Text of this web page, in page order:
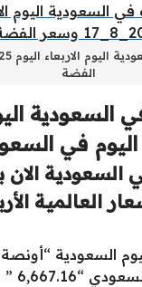
الفضة
في
الان
العالمية
السعودية